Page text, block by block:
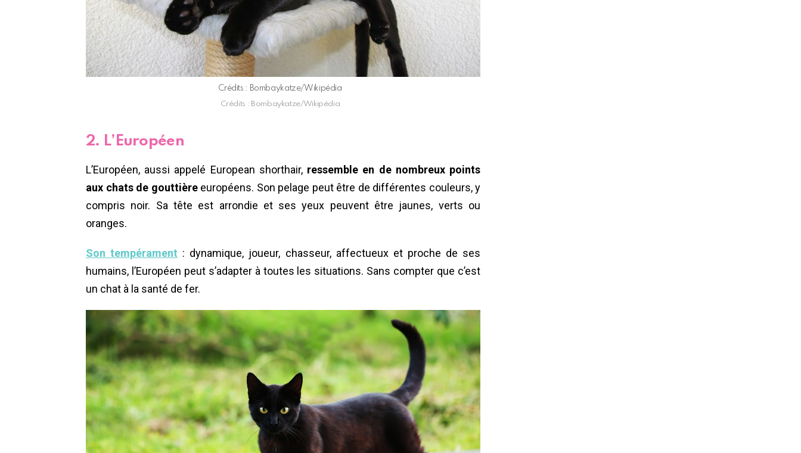
Crédits : Bombaykatze/Wikipédia
Crédits : Bombaykatze/Wikipédia
2. L’Européen
L’Européen, aussi appelé European shorthair, ressemble en de nombreux points
aux chats de gouttièreeuropéens. Son pelage peut être de différentes couleurs, y
compris noir. Sa tête est arrondie et ses yeux peuvent être jaunes, verts ou
oranges.
Son tempérament : dynamique, joueur, chasseur, affectueux et proche de ses
humains, l’Européen peut s’adapter à toutes les situations. Sans compter que c’est
un chat à la santé de fer.